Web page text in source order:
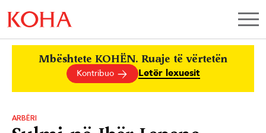
Mbështete KOHËN. Ruaje të vërtetën
Kontribuo Letër lexuesit
ARBËRI